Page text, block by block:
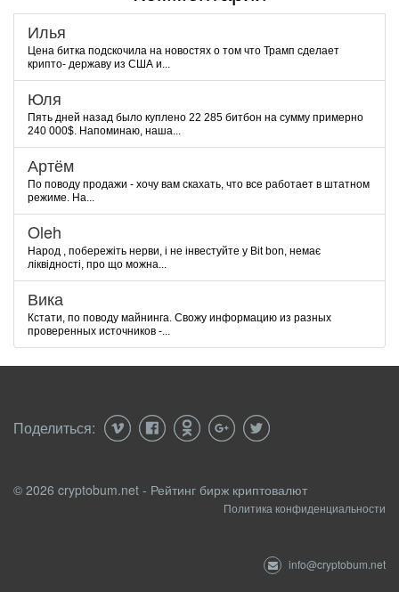
Илья
Цена битка подскочила на новостях о том что Трамп сделает
крипто- державу из США и...
Юля
Пять дней назад было куплено 22 285 битбон на сумму примерно
240 000$. Напоминаю, наша...
Артём
По поводу продажи - хочу вам скахать, что все работает в штатном
режиме. На...
Oleh
Народ , побережіть нерви, і не інвестуйте у Bit bon, немає
ліквідності, про що можна...
Вика
Кстати, по поводу майнинга. Свожу информацию из разных
проверенных источников -...
Поделиться:
© 2026 cryptobum.net - Рейтинг бирж криптовалют
Политика конфиденциальности
info@cryptobum.net